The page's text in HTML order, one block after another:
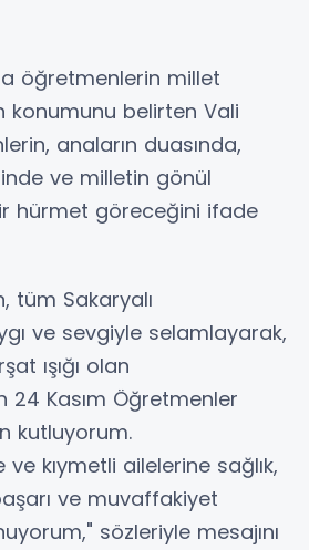
öğretmenlerin millet
konumunu belirten Vali
anaların duasında,
ve milletin gönül
hürmet göreceğini ifade
tüm Sakaryalı
ve sevgiyle selamlayarak,
ışığı olan
24 Kasım Öğretmenler
kutluyorum.
kıymetli ailelerine sağlık,
ve muvaffakiyet
sözleriyle mesajını